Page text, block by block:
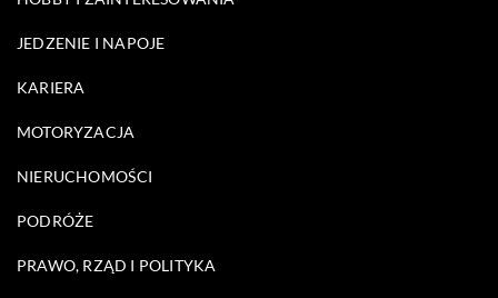
JEDZENIE I NAPOJE
KARIERA
MOTORYZACJA
NIERUCHOMOŚCI
PODRÓŻE
PRAWO, RZĄD I POLITYKA